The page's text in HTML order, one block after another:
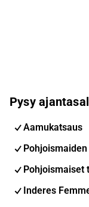
Pysy
Aamukatsaus
Pohjoismaiset
Inderes